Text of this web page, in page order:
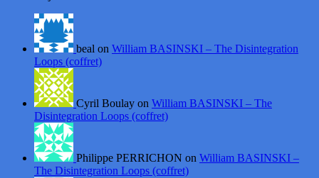
beal on William BASINSKI – The Disintegration
Loops (coffret)
Cyril Boulay on William BASINSKI – The
Disintegration Loops (coffret)
Philippe PERRICHON on William BASINSKI –
The Disintegration Loops (coffret)